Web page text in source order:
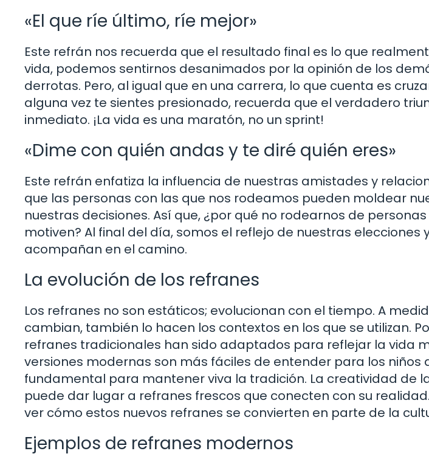
«El que ríe último, ríe mejor»
Este refrán nos recuerda que el resultado final es lo que
vida, podemos sentirnos desanimados por la opinión de los
derrotas. Pero, al igual que en una carrera, lo que cuenta es
alguna vez te sientes presionado, recuerda que el verdadero
inmediato. ¡La vida es una maratón, no un sprint!
«Dime con quién andas y te diré quién eres»
Este refrán enfatiza la influencia de nuestras amistades y
que las personas con las que nos rodeamos pueden moldear
nuestras decisiones. Así que, ¿por qué no rodearnos de
motiven? Al final del día, somos el reflejo de nuestras elecciones
acompañan en el camino.
La evolución de los refranes
Los refranes no son estáticos; evolucionan con el tiempo. A
cambian, también lo hacen los contextos en los que se utilizan.
refranes tradicionales han sido adaptados para reflejar la vida
versiones modernas son más fáciles de entender para los niños
fundamental para mantener viva la tradición. La creatividad de
puede dar lugar a refranes frescos que conecten con su
ver cómo estos nuevos refranes se convierten en parte de la
Ejemplos de refranes modernos